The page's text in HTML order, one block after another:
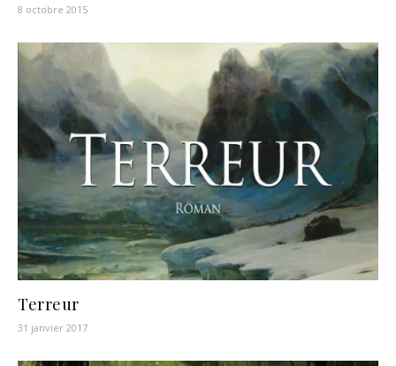
8 octobre 2015
Terreur
31 janvier 2017